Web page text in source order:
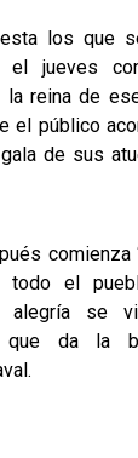
los que
el jueves
la reina de
el público
de sus
comienza
todo el
alegría se
que da la